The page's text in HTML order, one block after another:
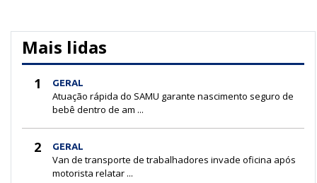
Mais lidas
1 GERAL
Atuação rápida do SAMU garante nascimento seguro de
bebê dentro de am ...
2 GERAL
Van de transporte de trabalhadores invade oficina após
motorista relatar ...